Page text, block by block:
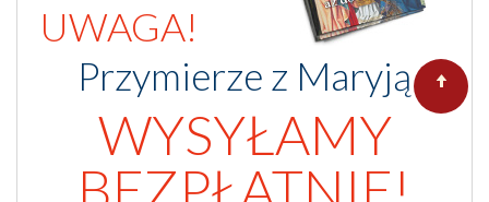
UWAGA!
Przymierze z Maryją
WYSYŁAMY
BEZPŁATNIE!